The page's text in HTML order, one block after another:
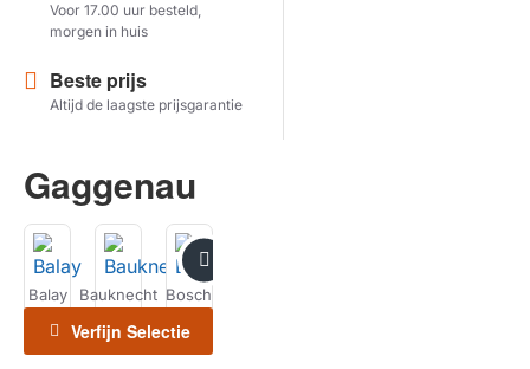
Herstel zoekopdracht
Voor 17.00 uur besteld,
morgen in huis
Beste prijs
Altijd de laagste prijsgarantie
Gaggenau
Balay Bauknecht Bosch
Verfijn Selectie